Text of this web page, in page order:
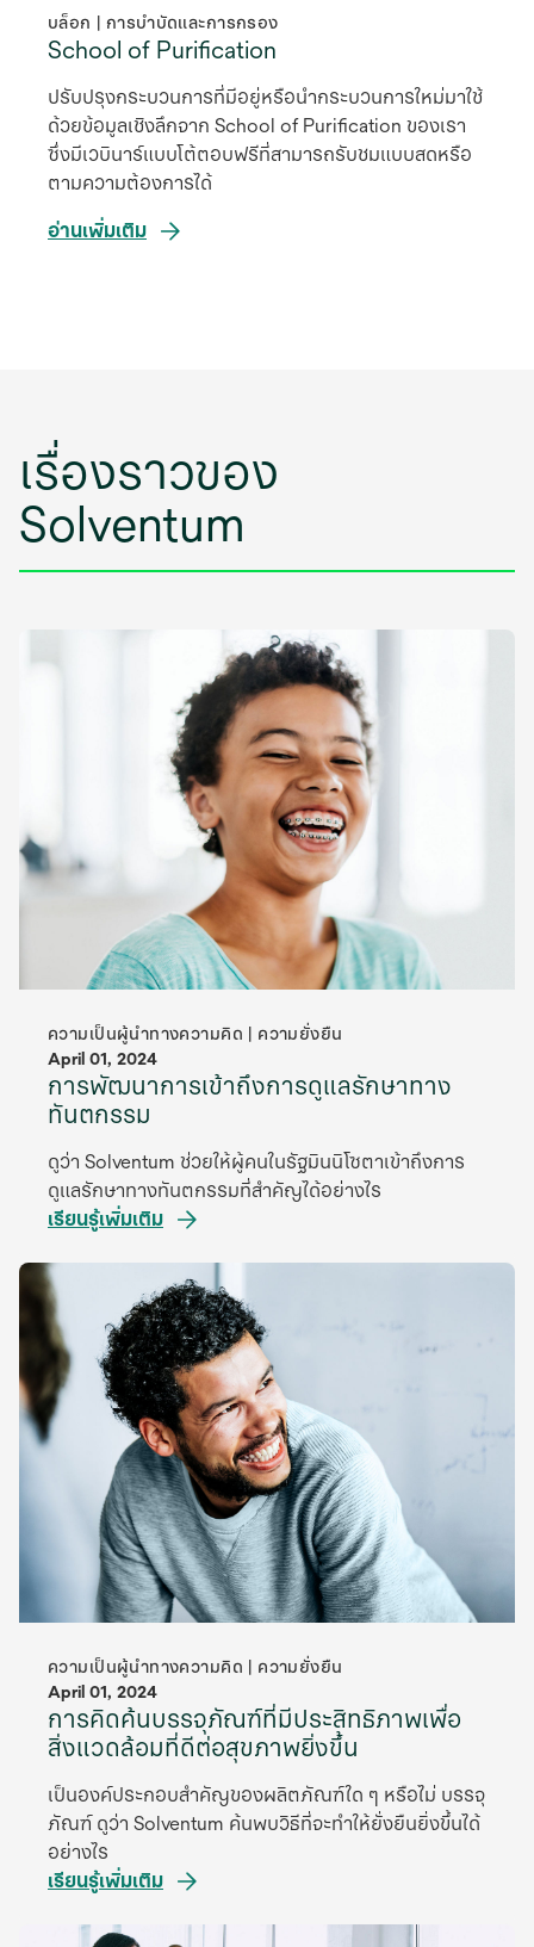
บล็อก | การบำบัดและการกรอง
School of Purification
ปรับปรุงกระบวนการที่มีอยู่หรือนำกระบวนการใหม่มาใช้
ด้วยข้อมูลเชิงลึกจาก School of Purification ของเรา
ซึ่งมีเวบินาร์แบบโต้ตอบฟรีที่สามารถรับชมแบบสดหรือ
ตามความต้องการได้
อ่านเพิ่มเติม
เรื่องราวของ
Solventum
ความเป็นผู้นําทางความคิด | ความยั่งยืน
April 01, 2024
การพัฒนาการเข้าถึงการดูแลรักษาทาง
ทันตกรรม
ดูว่า Solventum ช่วยให้ผู้คนในรัฐมินนิโซตาเข้าถึงการ
ดูแลรักษาทางทันตกรรมที่สำคัญได้อย่างไร
เรียนรู้เพิ่มเติม
ความเป็นผู้นําทางความคิด | ความยั่งยืน
April 01, 2024
การคิดค้นบรรจุภัณฑ์ที่มีประสิทธิภาพเพื่อ
สิ่งแวดล้อมที่ดีต่อสุขภาพยิ่งขึ้น
เป็นองค์ประกอบสําคัญของผลิตภัณฑ์ใด ๆ หรือไม่ บรรจุ
ภัณฑ์ ดูว่า Solventum ค้นพบวิธีที่จะทําให้ยั่งยืนยิ่งขึ้นได้
อย่างไร
เรียนรู้เพิ่มเติม